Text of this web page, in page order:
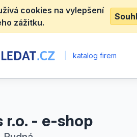
cookies na vylepšení
zážitku.
katalog firem
r.o. - e-shop